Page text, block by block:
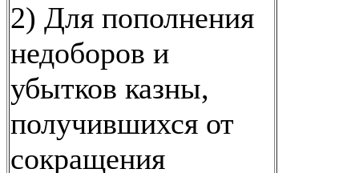
2) Для пополнения
недоборов и
убытков казны,
получившихся от
сокращения